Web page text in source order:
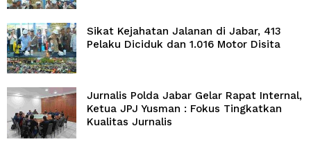
Sikat Kejahatan Jalanan di Jabar, 413
Pelaku Diciduk dan 1.016 Motor Disita
Jurnalis Polda Jabar Gelar Rapat Internal,
Ketua JPJ Yusman : Fokus Tingkatkan
Kualitas Jurnalis